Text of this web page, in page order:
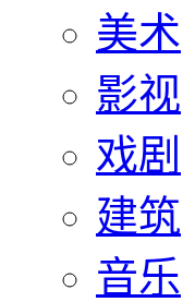
美术
影视
戏剧
建筑
音乐